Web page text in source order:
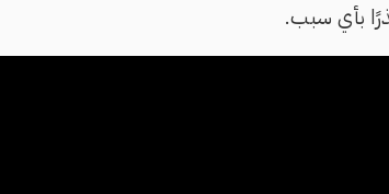
بأي سبب.